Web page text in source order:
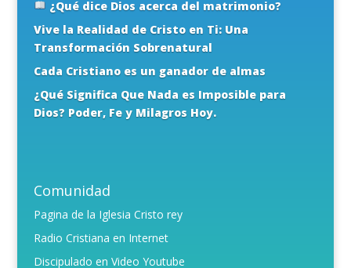
¿Qué dice Dios acerca del matrimonio?
Vive la Realidad de Cristo en Ti: Una
Transformación Sobrenatural
Cada Cristiano es un ganador de almas
¿Qué Significa Que Nada es Imposible para
Dios? Poder, Fe y Milagros Hoy.
Comunidad
Pagina de la Iglesia Cristo rey
Radio Cristiana en Internet
Discipulado en Video Youtube